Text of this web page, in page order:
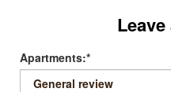
Apartments:*